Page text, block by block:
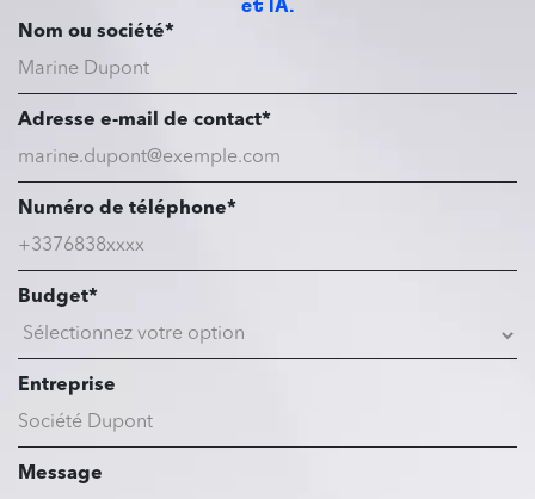
et IA.
Nom ou société*
Adresse e-mail de contact*
Numéro de téléphone*
Budget*
Entreprise
Message